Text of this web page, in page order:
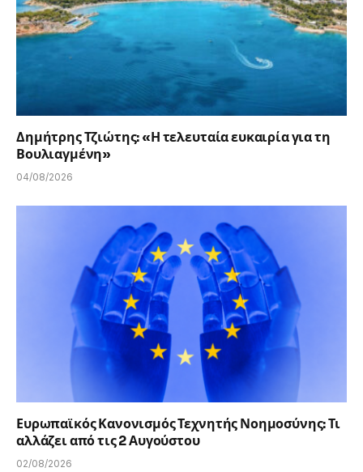
Δημήτρης Τζιώτης: «Η τελευταία ευκαιρία για τη
Βουλιαγμένη»
04/08/2026
Ευρωπαϊκός Κανονισμός Τεχνητής Νοημοσύνης: Τι
αλλάζει από τις 2 Αυγούστου
02/08/2026